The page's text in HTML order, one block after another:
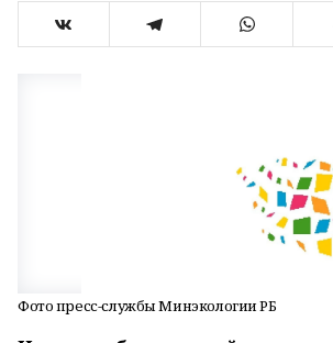
Фото пресс-службы Минэкологии РБ